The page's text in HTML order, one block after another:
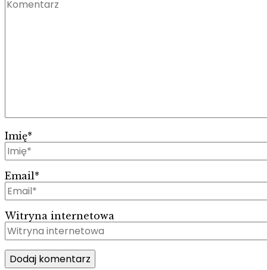
Imię*
Email*
Witryna internetowa